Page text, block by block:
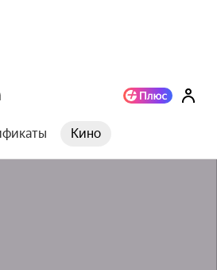
Кино